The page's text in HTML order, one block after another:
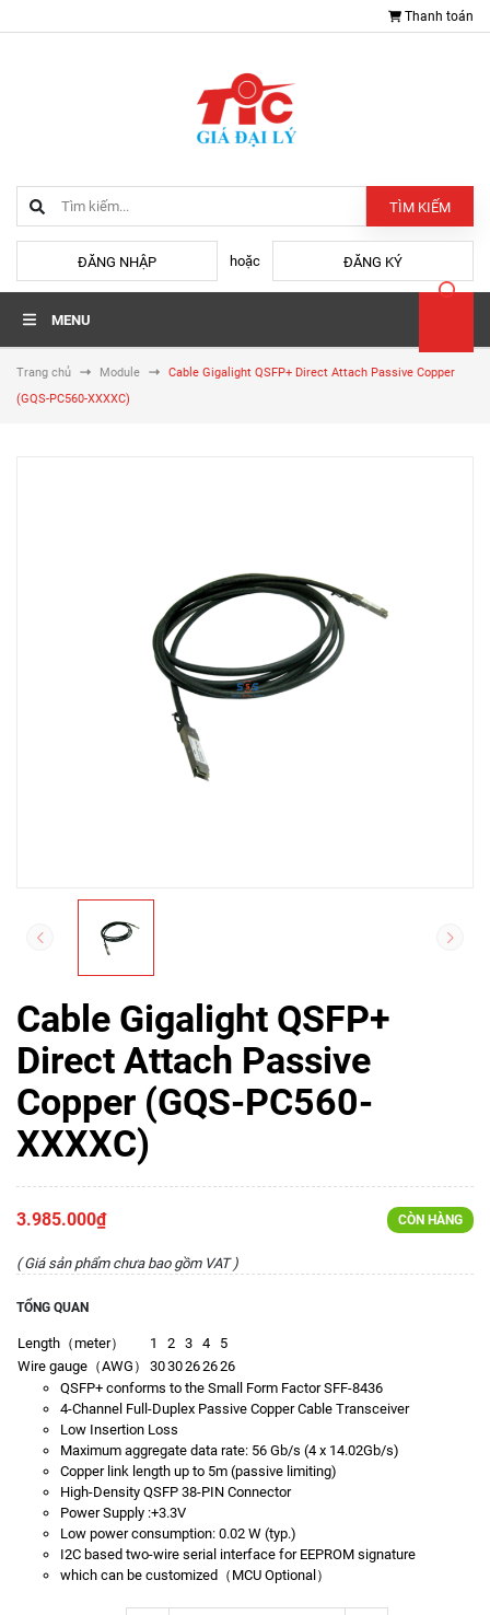
Thanh toán
TÌM KIẾM
ĐĂNG NHẬP hoặc ĐĂNG KÝ
MENU
Trang chủ Module
Cable Gigalight QSFP+ Direct Attach Passive Copper
(GQS-PC560-XXXXC)
Cable Gigalight QSFP+
Direct Attach Passive
Copper (GQS-PC560-
XXXXC)
3.985.000₫ CÒN HÀNG
( Giá sản phẩm chưa bao gồm VAT )
TỔNG QUAN
Length（meter） 1 2 3 4
5
Wire gauge（AWG）
3030262626
QSFP+ conforms to the Small Form Factor SFF-8436
4-Channel Full-Duplex Passive Copper Cable Transceiver
Low Insertion Loss
Maximum aggregate data rate: 56 Gb/s (4 x 14.02Gb/s)
Copper link length up to 5m (passive limiting)
High-Density QSFP 38-PIN Connector
Power Supply :+3.3V
Low power consumption: 0.02 W (typ.)
I2C based two-wire serial interface for EEPROM signature
which can be customized（MCU Optional）